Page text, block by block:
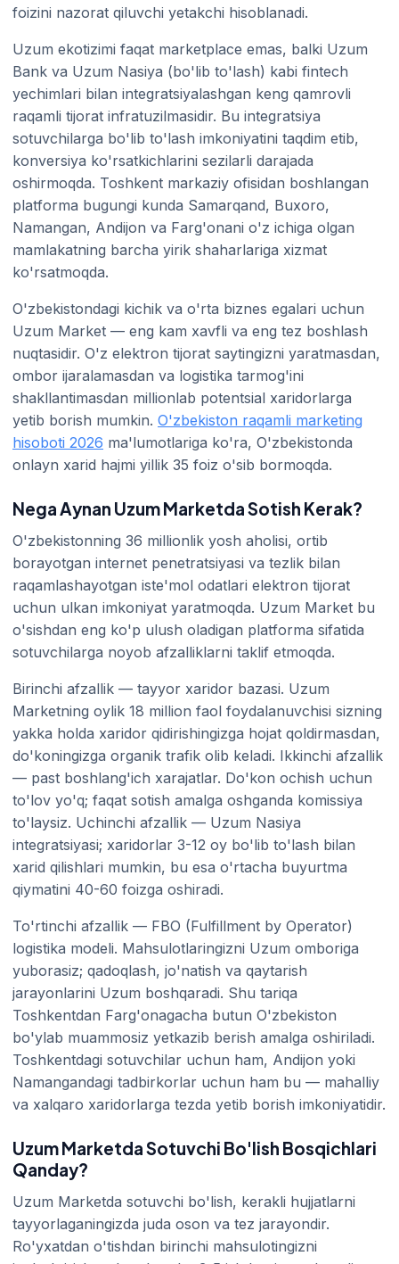
foizini nazorat qiluvchi yetakchi hisoblanadi.
Uzum ekotizimi faqat marketplace emas, balki Uzum
Bank va Uzum Nasiya (bo'lib to'lash) kabi fintech
yechimlari bilan integratsiyalashgan keng qamrovli
raqamli tijorat infratuzilmasidir. Bu integratsiya
sotuvchilarga bo'lib to'lash imkoniyatini taqdim etib,
konversiya ko'rsatkichlarini sezilarli darajada
oshirmoqda. Toshkent markaziy ofisidan boshlangan
platforma bugungi kunda Samarqand, Buxoro,
Namangan, Andijon va Farg'onani o'z ichiga olgan
mamlakatning barcha yirik shaharlariga xizmat
ko'rsatmoqda.
O'zbekistondagi kichik va o'rta biznes egalari uchun
Uzum Market — eng kam xavfli va eng tez boshlash
nuqtasidir. O'z elektron tijorat saytingizni yaratmasdan,
ombor ijaralamasdan va logistika tarmog'ini
shakllantimasdan millionlab potentsial xaridorlarga
yetib borish mumkin. O'zbekiston raqamli marketing
hisoboti 2026 ma'lumotlariga ko'ra, O'zbekistonda
onlayn xarid hajmi yillik 35 foiz o'sib bormoqda.
Nega Aynan Uzum Marketda Sotish Kerak?
O'zbekistonning 36 millionlik yosh aholisi, ortib
borayotgan internet penetratsiyasi va tezlik bilan
raqamlashayotgan iste'mol odatlari elektron tijorat
uchun ulkan imkoniyat yaratmoqda. Uzum Market bu
o'sishdan eng ko'p ulush oladigan platforma sifatida
sotuvchilarga noyob afzalliklarni taklif etmoqda.
Birinchi afzallik — tayyor xaridor bazasi. Uzum
Marketning oylik 18 million faol foydalanuvchisi sizning
yakka holda xaridor qidirishingizga hojat qoldirmasdan,
do'koningizga organik trafik olib keladi. Ikkinchi afzallik
— past boshlang'ich xarajatlar. Do'kon ochish uchun
to'lov yo'q; faqat sotish amalga oshganda komissiya
to'laysiz. Uchinchi afzallik — Uzum Nasiya
integratsiyasi; xaridorlar 3-12 oy bo'lib to'lash bilan
xarid qilishlari mumkin, bu esa o'rtacha buyurtma
qiymatini 40-60 foizga oshiradi.
To'rtinchi afzallik — FBO (Fulfillment by Operator)
logistika modeli. Mahsulotlaringizni Uzum omboriga
yuborasiz; qadoqlash, jo'natish va qaytarish
jarayonlarini Uzum boshqaradi. Shu tariqa
Toshkentdan Farg'onagacha butun O'zbekiston
bo'ylab muammosiz yetkazib berish amalga oshiriladi.
Toshkentdagi sotuvchilar uchun ham, Andijon yoki
Namangandagi tadbirkorlar uchun ham bu — mahalliy
va xalqaro xaridorlarga tezda yetib borish imkoniyatidir.
Uzum Marketda Sotuvchi Bo'lish Bosqichlari
Qanday?
Uzum Marketda sotuvchi bo'lish, kerakli hujjatlarni
tayyorlaganingizda juda oson va tez jarayondir.
Ro'yxatdan o'tishdan birinchi mahsulotingizni